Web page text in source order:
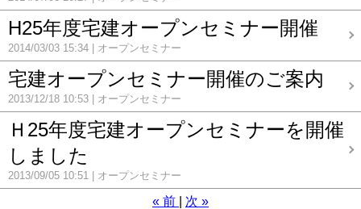
H25年度宅建オープンセミナー開催
2014/03/03 15:34 オープンセミナー
宅建オープンセミナー開催のご案内
2013/12/18 10:53 オープンセミナー
Ｈ25年度宅建オープンセミナーを開催
しました
2013/09/05 10:51 オープンセミナー
« 前 次 »